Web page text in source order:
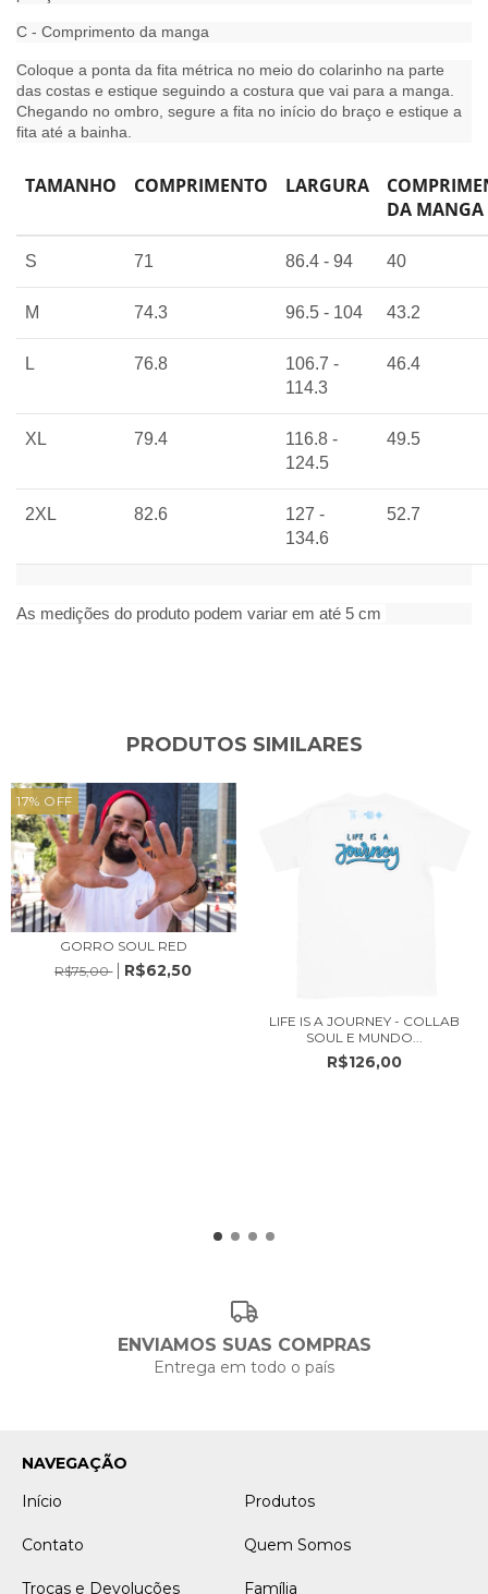
C - Comprimento da manga
Coloque a ponta da fita métrica no meio do colarinho na parte
das costas e estique seguindo a costura que vai para a manga.
Chegando no ombro, segure a fita no início do braço e estique a
fita até a bainha.
TAMANHO COMPRIMENTO LARGURA
DA MANGA
S 71 86.4 - 94 40
M 74.3 96.5 - 104 43.2
L 76.8
106.7 -
114.3
46.4
XL 79.4
116.8 -
124.5
49.5
2XL 82.6
127 -
134.6
52.7
As medições do produto podem variar em até 5 cm
PRODUTOS SIMILARES
17% OFF
GORRO SOUL RED
R$75,00
R$62,50
LIFE IS A JOURNEY - COLLAB
SOUL E MUNDO...
R$126,00
ENVIAMOS SUAS COMPRAS
Entrega em todo o país
NAVEGAÇÃO
Início
Produtos
Contato Quem Somos
Trocas e Devoluções Família